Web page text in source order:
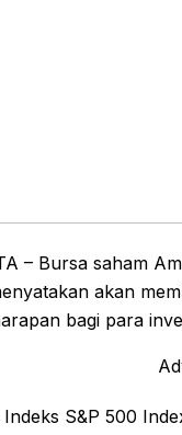
– Bursa saham
akan
bagi para
Indeks S&P 500